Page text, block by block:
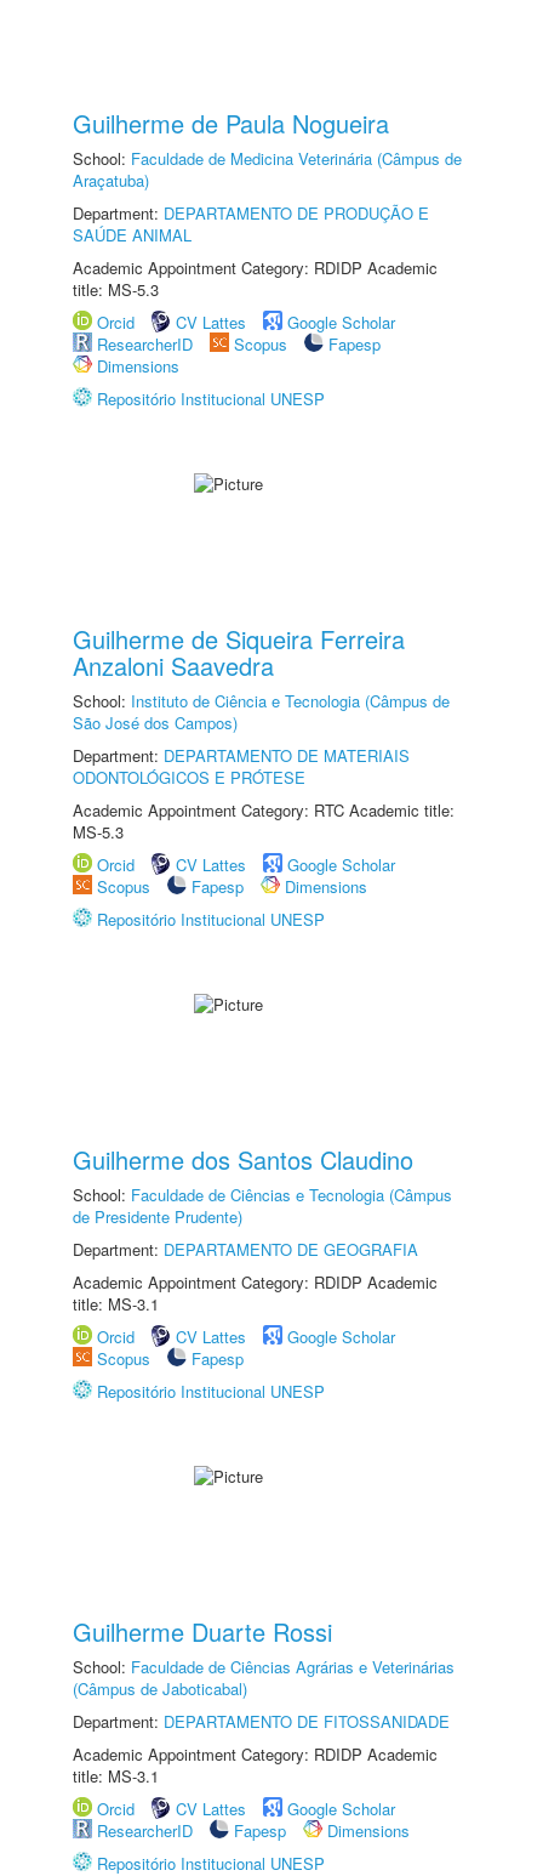
Guilherme de Paula Nogueira
School: Faculdade de Medicina Veterinária (Câmpus de
Araçatuba)
Department: DEPARTAMENTO DE PRODUÇÃO E
SAÚDE ANIMAL
Academic Appointment Category: RDIDP Academic
title: MS-5.3
Orcid
CV Lattes
Google Scholar
ResearcherID
Scopus
Fapesp
Dimensions
Repositório Institucional UNESP
Guilherme de Siqueira Ferreira
Anzaloni Saavedra
School: Instituto de Ciência e Tecnologia (Câmpus de
São José dos Campos)
Department: DEPARTAMENTO DE MATERIAIS
ODONTOLÓGICOS E PRÓTESE
Academic Appointment Category: RTC Academic title:
MS-5.3
Orcid
CV Lattes
Google Scholar
Scopus
Fapesp
Dimensions
Repositório Institucional UNESP
Guilherme dos Santos Claudino
School: Faculdade de Ciências e Tecnologia (Câmpus
de Presidente Prudente)
Department: DEPARTAMENTO DE GEOGRAFIA
Academic Appointment Category: RDIDP Academic
title: MS-3.1
Orcid
CV Lattes
Google Scholar
Scopus
Fapesp
Repositório Institucional UNESP
Guilherme Duarte Rossi
School: Faculdade de Ciências Agrárias e Veterinárias
(Câmpus de Jaboticabal)
Department: DEPARTAMENTO DE FITOSSANIDADE
Academic Appointment Category: RDIDP Academic
title: MS-3.1
Orcid
CV Lattes
Google Scholar
ResearcherID
Fapesp
Dimensions
Repositório Institucional UNESP